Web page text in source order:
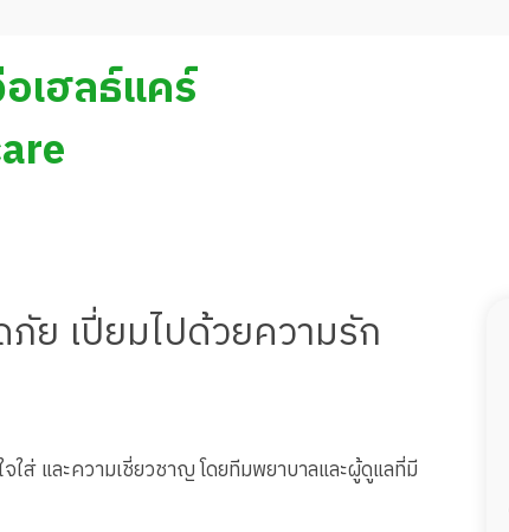
เฮลธ์แคร์
ย เปี่ยมไปด้วยความรัก
ส่ และความเชี่ยวชาญ โดยทีมพยาบาลและผู้ดูแลที่มี